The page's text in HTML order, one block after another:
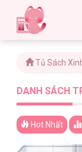
Tủ Sách
DANH SÁCH
Hot Nhất